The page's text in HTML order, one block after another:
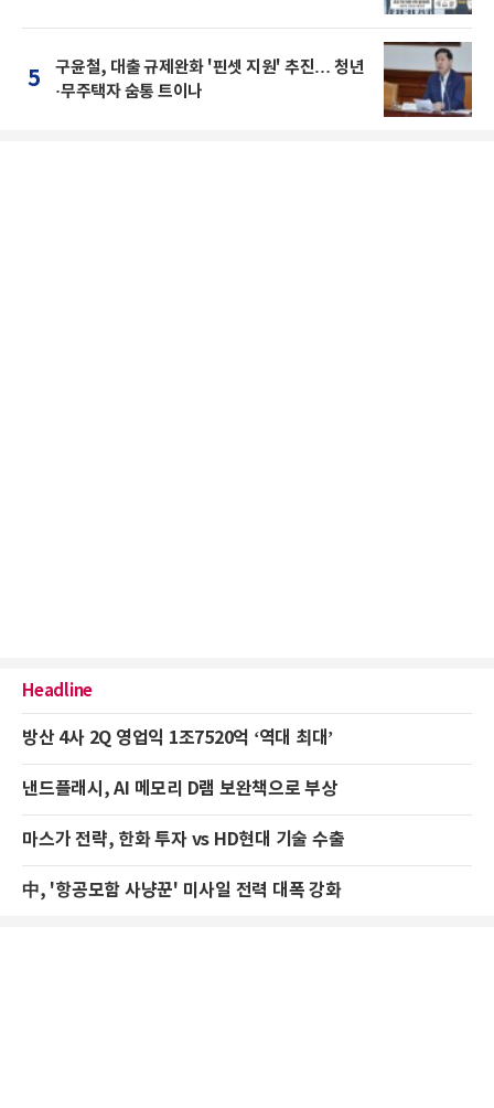
5
구윤철, 대출 규제완화 '핀셋 지원' 추진… 청년
·무주택자 숨통 트이나
Headline
방산 4사 2Q 영업익 1조7520억 ‘역대 최대’
낸드플래시, AI 메모리 D램 보완책으로 부상
마스가 전략, 한화 투자 vs HD현대 기술 수출
中, '항공모함 사냥꾼' 미사일 전력 대폭 강화